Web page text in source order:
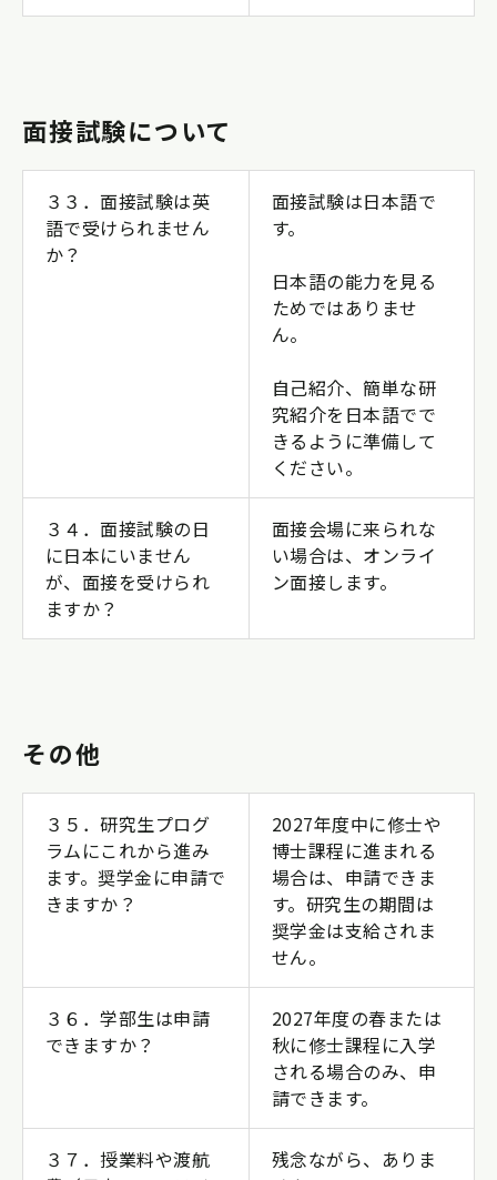
面接試験について
３３．面接試験は英
語で受けられません
か？
面接試験は日本語で
す。
日本語の能力を見る
ためではありませ
ん。
自己紹介、簡単な研
究紹介を日本語でで
きるように準備して
ください。
３４．面接試験の日
に日本にいません
が、面接を受けられ
ますか？
面接会場に来られな
い場合は、オンライ
ン面接します。
その他
３５．研究生プログ
ラムにこれから進み
ます。奨学金に申請で
きますか？
2027年度中に修士や
博士課程に進まれる
場合は、申請できま
す。研究生の期間は
奨学金は支給されま
せん。
３６．学部生は申請
できますか？
2027年度の春または
秋に修士課程に入学
される場合のみ、申
請できます。
３７．授業料や渡航
残念ながら、ありま